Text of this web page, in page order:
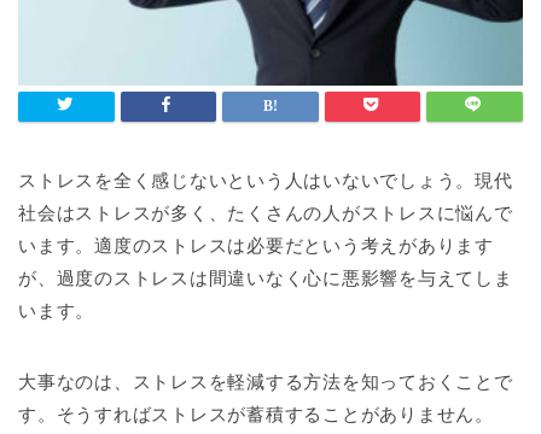
ストレスを全く感じないという人はいないでしょう。現代
社会はストレスが多く、たくさんの人がストレスに悩んで
います。適度のストレスは必要だという考えがあります
が、過度のストレスは間違いなく心に悪影響を与えてしま
います。
大事なのは、ストレスを軽減する方法を知っておくことで
す。そうすればストレスが蓄積することがありません。